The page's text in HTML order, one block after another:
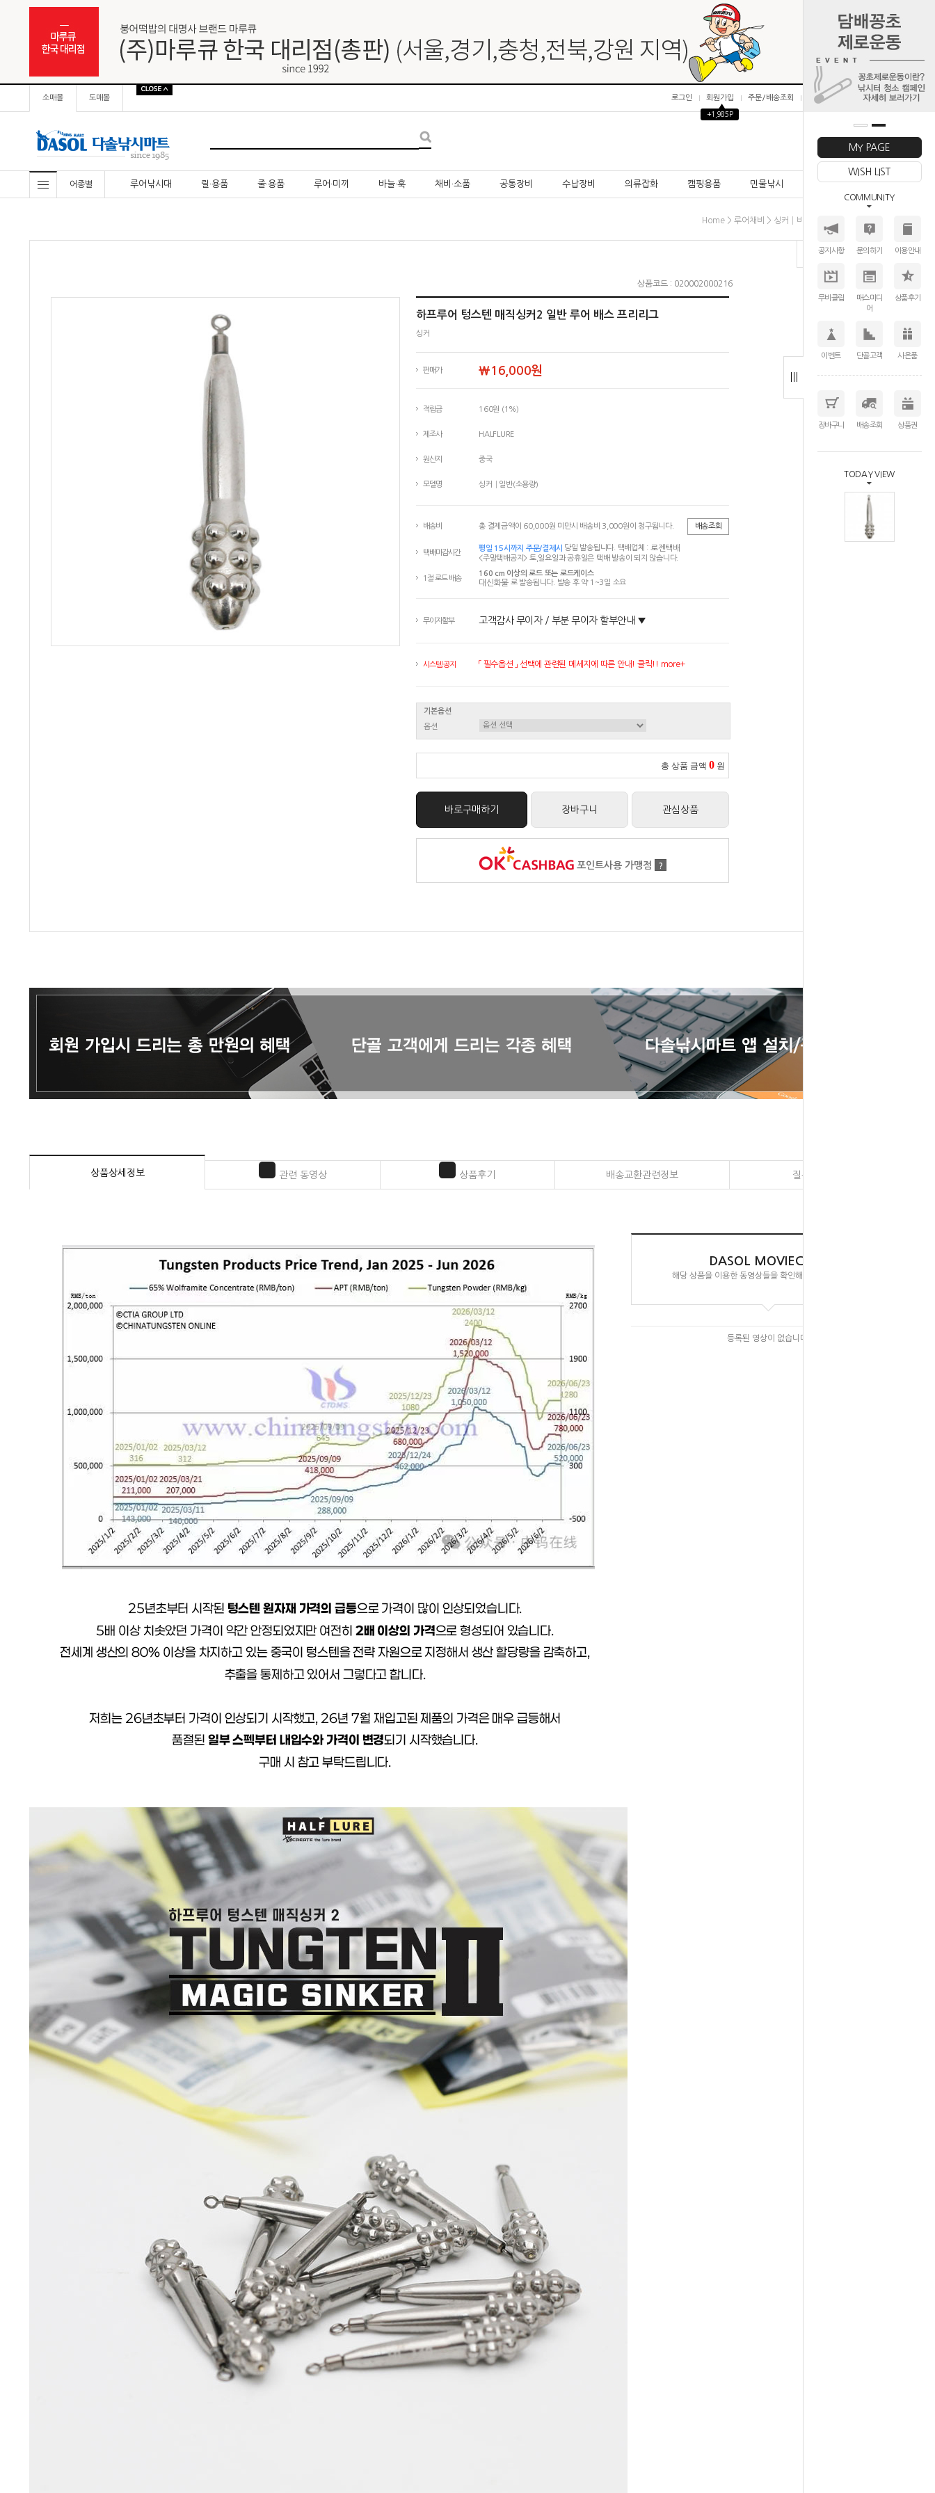
MY PAGE
WISH LIST
COMMUNITY
공지사항 문의하기 이용안내
무비클립
매스미디
어
상품후기
이벤트 단골고객 사은품
장바구니 배송조회 상품권
TODAY VIEW
소매몰 도매몰 로그인 회원가입
▲
+1,985P
주문/배송조회 마이페이지
어종별 루어낚시대 릴·용품 줄·용품 루어·미끼 바늘·훅 채비·소품 공통장비 수납장비 의류잡화 캠핑용품 민물낚시 바다낚시
Home > 루어채비 > 싱커│비드
상품코드 : 020002000216
하프루어 텅스텐 매직싱커2 일반 루어 배스 프리리그
싱커
판매가 ￦16,000원
적립금 160원 (1%)
제조사 HALFLURE
원산지 중국
모델명 싱커│일반(소용량)
배송비 총 결제금액이 60,000원 미만시 배송비 3,000원이 청구됩니다. 배송조회
택배마감시간
평일 15시까지 주문/결제시 당일 발송됩니다. 택배업체 : 로젠택배
<주말택배공지> 토,일요일과 공휴일은 택배 발송이 되지 않습니다.
1절 로드 배송
160 cm 이상의 로드 또는 로드케이스
대신화물 로 발송됩니다. 발송 후 약 1~3일 소요
무이자할부 고객감사 무이자 / 부분 무이자 할부안내 ▼
시스템 공지 「 필수옵션 」 선택에 관련된 메세지에 따른 안내! 클릭!! more+
기본옵션
옵션
총 상품 금액 0 원
바로구매하기 장바구니 관심상품
포인트사용 가맹점 ?
상품상세정보 관련 동영상 상품후기 배송교환관련정보 질문과 대답
DASOL MOVIECLIPS
해당 상품을 이용한 동영상들을 확인해 보실 수 있습니다.
등록된 영상이 없습니다.